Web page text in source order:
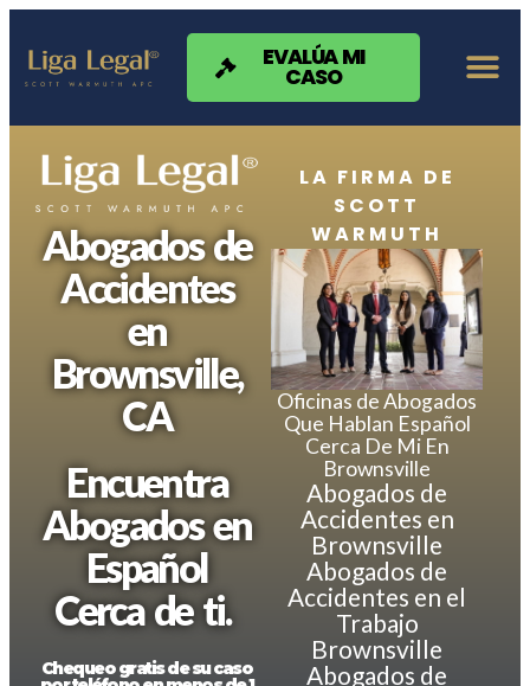
Nota:
sitio
web
accesibilidad.
EVALÚA MI
CASO
Abogados de
Accidentes
en
Brownsville,
CA
Encuentra
Abogados en
Español
Cerca de ti.
Chequeo gratis de su caso
LA FIRMA DE
SCOTT
WARMUTH
Oficinas de Abogados
Que Hablan Español
Cerca De Mi En
Brownsville
Abogados de
Accidentes en
Brownsville
Abogados de
Accidentes en el
Trabajo
Brownsville
Abogados de